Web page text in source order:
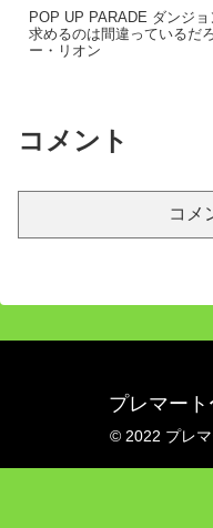
POP UP PARADE ダンジ
求めるのは間違っているだ
ー・リオン
コメント
コメ
プレマー
© 2022 プレ